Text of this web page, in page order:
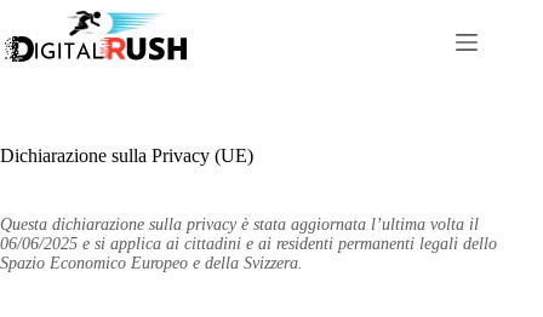
contenuto
Dichiarazione sulla Privacy (UE)
Questa dichiarazione sulla privacy è stata aggiornata l’ultima volta il
06/06/2025 e si applica ai cittadini e ai residenti permanenti legali dello
Spazio Economico Europeo e della Svizzera.